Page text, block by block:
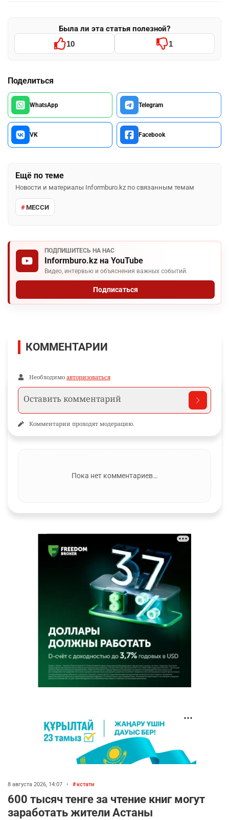
Была ли эта статья полезной?
10 1
Поделиться
WhatsApp Telegram
VK Facebook
Ещё по теме
Новости и материалы Informburo.kz по связанным темам
МЕССИ
ПОДПИШИТЕСЬ НА НАС
Informburo.kz на YouTube
Видео, интервью и объяснения важных событий.
Подписаться
КОММЕНТАРИИ
Необходимо авторизоваться
Комментарии проходят модерацию.
Пока нет комментариев…
8 августа 2026, 14:07 • кстати
600 тысяч тенге за чтение книг могут
заработать жители Астаны